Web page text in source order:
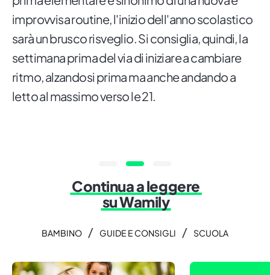
improvvisa routine, l'inizio dell'anno scolastico
sarà un brusco risveglio. Si consiglia, quindi, la
settimana prima del via di iniziare a cambiare
ritmo, alzandosi prima ma anche andando a
letto al massimo verso le 21.
Continua a leggere
su Wamily
BAMBINO / GUIDE E CONSIGLI / SCUOLA